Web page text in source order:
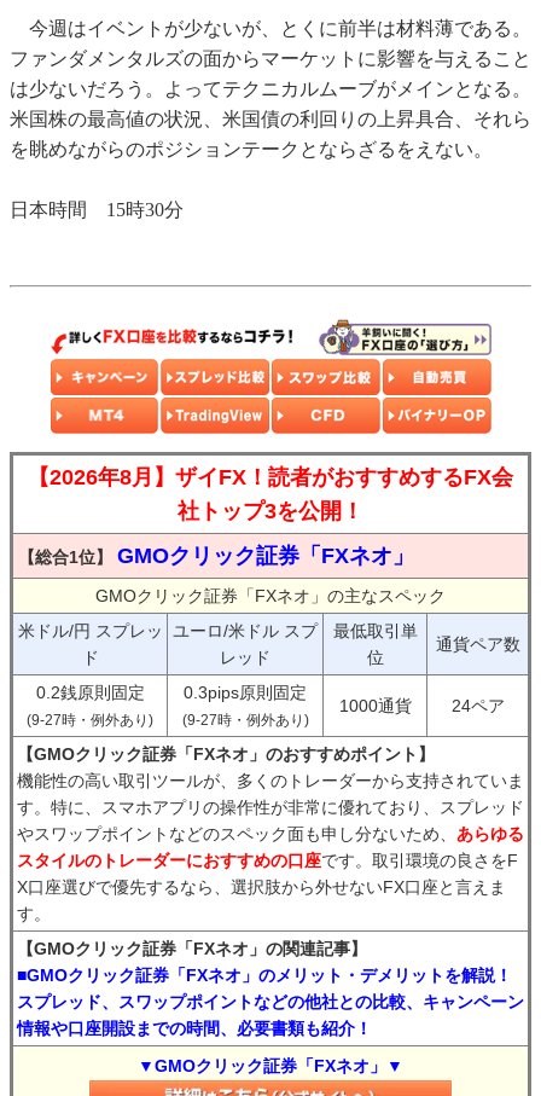
今週はイベントが少ないが、とくに前半は材料薄である。
ファンダメンタルズの面からマーケットに影響を与えること
は少ないだろう。よってテクニカルムーブがメインとなる。
米国株の最高値の状況、米国債の利回りの上昇具合、それら
を眺めながらのポジションテークとならざるをえない。
日本時間 15時30分
【2026年8月】ザイFX！読者がおすすめするFX会
社トップ3を公開！
【総合1位】 GMOクリック証券「FXネオ」
GMOクリック証券「FXネオ」の主なスペック
米ドル/円 スプレッ
ド
ユーロ/米ドル スプ
レッド
最低取引単
位
通貨ペア数
0.2銭原則固定
(9-27時・例外あり)
0.3pips原則固定
(9-27時・例外あり)
1000通貨 24ペア
【GMOクリック証券「FXネオ」のおすすめポイント】
機能性の高い取引ツールが、多くのトレーダーから支持されていま
す。特に、スマホアプリの操作性が非常に優れており、スプレッド
やスワップポイントなどのスペック面も申し分ないため、 あらゆる
スタイルのトレーダーにおすすめの口座です。取引環境の良さをF
X口座選びで優先するなら、選択肢から外せないFX口座と言えま
す。
【GMOクリック証券「FXネオ」の関連記事】
■GMOクリック証券「FXネオ」のメリット・デメリットを解説！
スプレッド、スワップポイントなどの他社との比較、キャンペーン
情報や口座開設までの時間、必要書類も紹介！
▼GMOクリック証券「FXネオ」▼